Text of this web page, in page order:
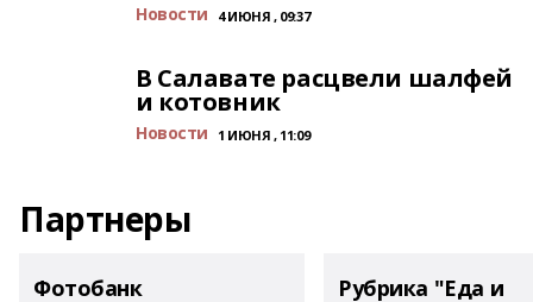
Новости 4 ИЮНЯ , 09:37
В Салавате расцвели шалфей
и котовник
Новости 1 ИЮНЯ , 11:09
Партнеры
Фотобанк Рубрика "Еда и